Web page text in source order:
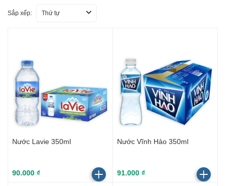
Sắp xếp: Thứ tự
Nước Lavie 350ml
90.000 ₫
Nước Vĩnh Hảo 350ml
91.000 ₫